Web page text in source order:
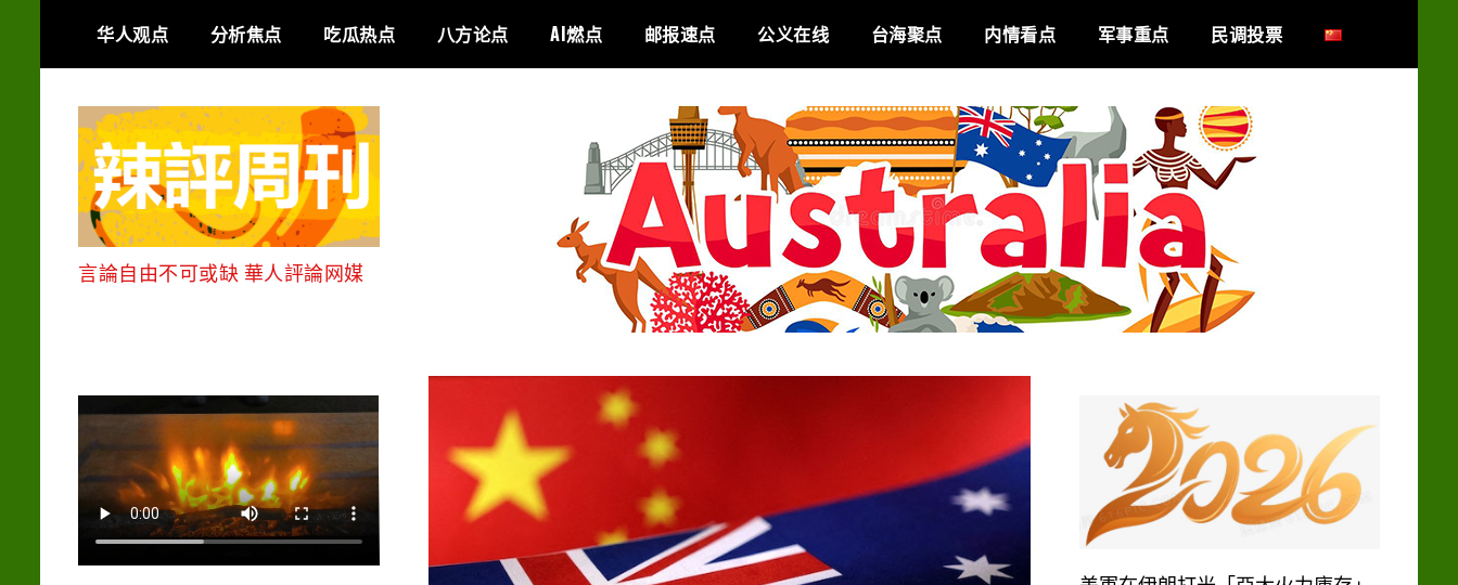
content
华人观点 分析焦点 吃瓜热点 八方论点 AI燃点 邮报速点 公义在线 台海聚点 内情看点 军事重点 民调投票
言論自由不可或缺 華人評論网媒